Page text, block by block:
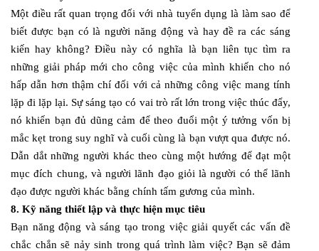
Một điều rất quan trọng đối với nhà tuyển dụng là làm sao để
biết được bạn có là người năng động và hay đề ra các sáng
kiến hay không? Điều này có nghĩa là bạn liên tục tìm ra
những giải pháp mới cho công việc của mình khiến cho nó
hấp dẫn hơn thậm chí đối với cả những công việc mang tính
lặp đi lặp lại. Sự sáng tạo có vai trò rất lớn trong việc thúc đẩy,
nó khiến bạn đủ dũng cảm để theo đuổi một ý tưởng vốn bị
mắc kẹt trong suy nghĩ và cuối cùng là bạn vượt qua được nó.
Dẫn dắt những người khác theo cùng một hướng để đạt một
mục đích chung, và người lãnh đạo giỏi là người có thể lãnh
đạo được người khác bằng chính tấm gương của mình.
8. Kỹ năng thiết lập và thực hiện mục tiêu
Bạn năng động và sáng tạo trong việc giải quyết các vấn đề
chắc chắn sẽ nảy sinh trong quá trình làm việc? Bạn sẽ đảm